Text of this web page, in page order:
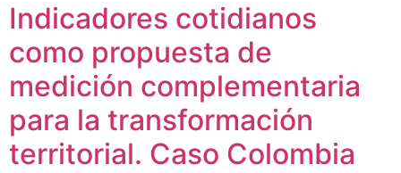
Indicadores cotidianos
como propuesta de
medición complementaria
para la transformación
territorial. Caso Colombia